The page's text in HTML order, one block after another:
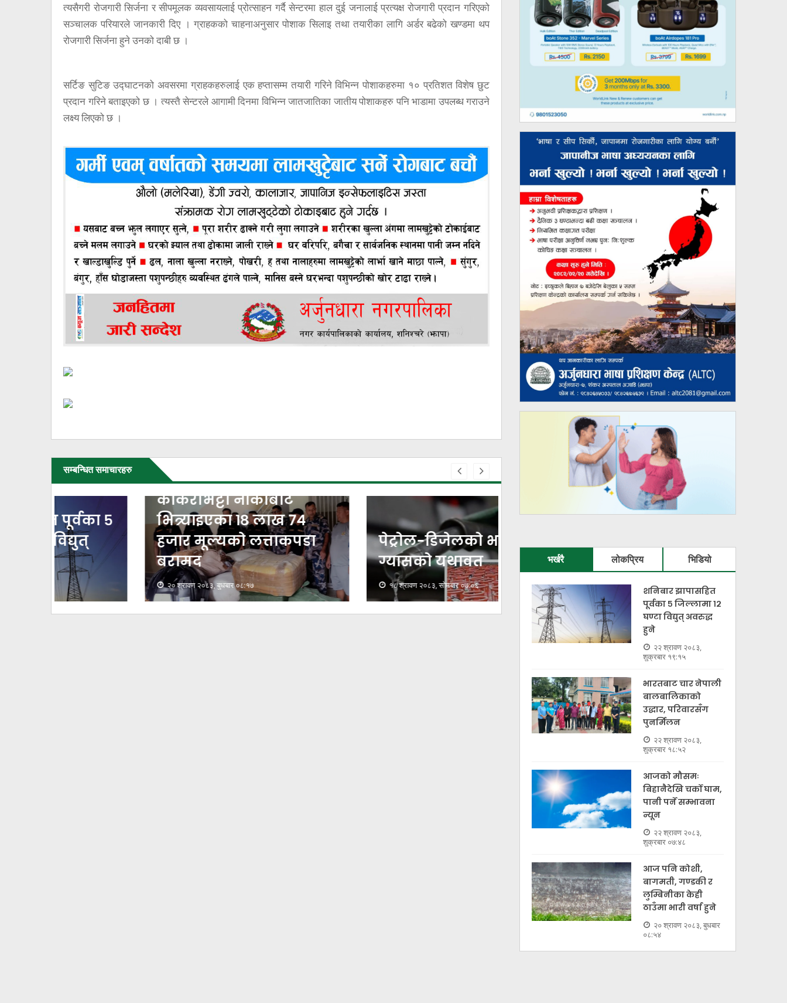
त्यसैगरी रोजगारी सिर्जना र सीपमूलक व्यवसायलाई प्रोत्साहन गर्दै सेन्टरमा हाल दुई जनालाई प्रत्यक्ष रोजगारी प्रदान गरिएको
सञ्चालक परियारले जानकारी दिए । ग्राहकको चाहनाअनुसार पोशाक सिलाइ तथा तयारीका लागि अर्डर बढेको खण्डमा थप
रोजगारी सिर्जना हुने उनको दाबी छ ।
सर्टिङ सुटिङ उद्घाटनको अवसरमा ग्राहकहरुलाई एक हप्तासम्म तयारी गरिने विभिन्न पोशाकहरुमा १० प्रतिशत विशेष छुट
प्रदान गरिने बताइएको छ । त्यस्तै सेन्टरले आगामी दिनमा विभिन्न जातजातिका जातीय पोशाकहरु पनि भाडामा उपलब्ध गराउने
लक्ष्य लिएको छ ।
सम्बन्धित समाचारहरु
काँकरभिट्टा नाकाबाट
भित्र्याइएका १८ लाख ७४
हजार मूल्यकाे लत्ताकपडा
बरामद
२० श्रावण २०८३, बुधबार ०८:१७
पेट्रोल-डिजेलको भाउ बढ्यो,
ग्यासको यथावत
१८ श्रावण २०८३, सोमबार ०७:०६
अवैध कपडा र अटो बरामद
१७ श्रावण २०८३, आईतवार १८:३९
भर्खरै लोकप्रिय भिडियो
शनिबार झापासहित
पूर्वका ५ जिल्लामा १२
घण्टा विद्युत् अवरुद्ध
हुने
२२ श्रावण २०८३,
शुक्रबार १९:१५
भारतबाट चार नेपाली
बालबालिकाको
उद्धार, परिवारसँग
पुनर्मिलन
२२ श्रावण २०८३,
शुक्रबार १८:५२
आजको मौसमः
बिहानैदेखि चर्को घाम,
पानी पर्ने सम्भावना
न्यून
२२ श्रावण २०८३,
शुक्रबार ०७:४८
आज पनि कोशी,
बागमती, गण्डकी र
लुम्बिनीका केही
ठाउँमा भारी वर्षा हुने
२० श्रावण २०८३, बुधबार
०८:५४